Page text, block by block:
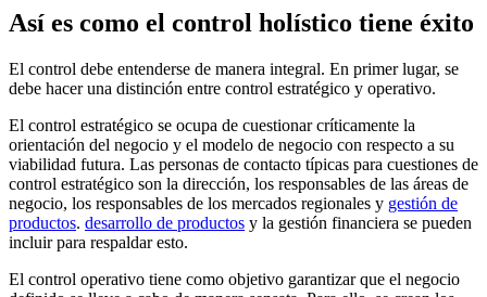
Así es como el control holístico tiene éxito
El control debe entenderse de manera integral. En primer lugar, se
debe hacer una distinción entre control estratégico y operativo.
El control estratégico se ocupa de cuestionar críticamente la
orientación del negocio y el modelo de negocio con respecto a su
viabilidad futura. Las personas de contacto típicas para cuestiones de
control estratégico son la dirección, los responsables de las áreas de
negocio, los responsables de los mercados regionales y gestión de
productos. desarrollo de productos y la gestión financiera se pueden
incluir para respaldar esto.
El control operativo tiene como objetivo garantizar que el negocio